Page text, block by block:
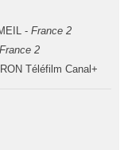
- France 2
France 2
Téléfilm Canal+